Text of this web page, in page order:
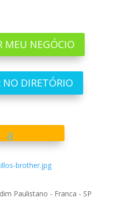
MEU NEGÓCIO
NO DIRETÓRIO
Paulistano - Franca - SP